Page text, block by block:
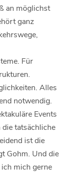
an möglichst
ganz
Für
Alles
notwendig.
Events
tatsächliche
ist die
Gohm. Und die
mich gerne